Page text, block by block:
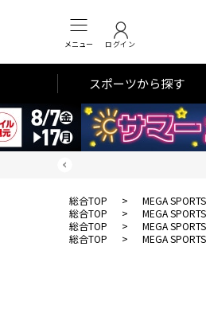
メニュー ログイン
スポーツから探す
総合TOP > MEGA SPORTS
総合TOP
> MEGA SPORTS
総合TOP
> MEGA SPORTS
総合TOP
> MEGA SPORTS